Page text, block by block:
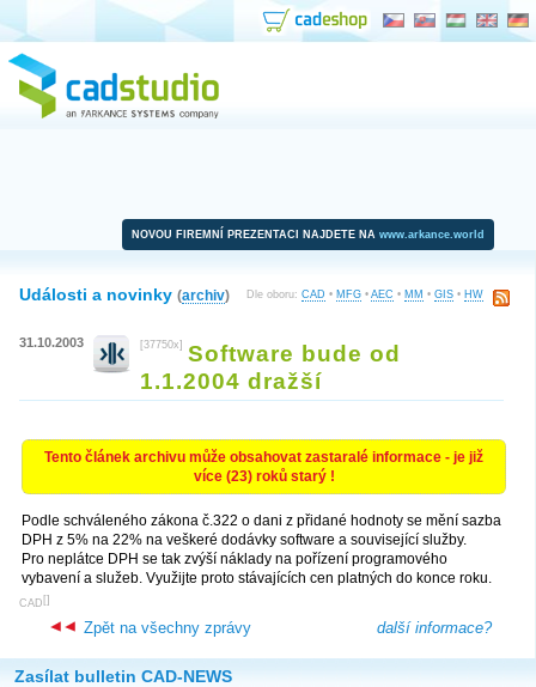
NOVOU FIREMNÍ PREZENTACI NAJDETE NA www.arkance.world
Dle oboru: CAD • MFG • AEC • MM • GIS • HW
Události a novinky (archiv)
31.10.2003 [37750x] Software bude od
1.1.2004 dražší
Tento článek archivu může obsahovat zastaralé informace - je již
více (23) roků starý !
Podle schváleného zákona č.322 o dani z přidané hodnoty se mění sazba
DPH z 5% na 22% na veškeré dodávky software a související služby.
Pro neplátce DPH se tak zvýší náklady na pořízení programového
vybavení a služeb. Využijte proto stávajících cen platných do konce roku.
[
CAD ]
další informace?
Zpět na všechny zprávy
Zasílat bulletin CAD-NEWS